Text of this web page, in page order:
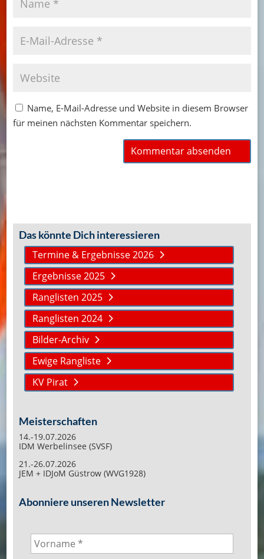
Name, E-Mail-Adresse und Website in diesem Browser
für meinen nächsten Kommentar speichern.
Das könnte Dich interessieren
Termine & Ergebnisse 2026
Ergebnisse 2025
Ranglisten 2025
Ranglisten 2024
Bilder-Archiv
Ewige Rangliste
KV Pirat
Meisterschaften
14.-19.07.2026
IDM Werbelinsee (SVSF)
21.-26.07.2026
JEM + IDJoM Güstrow (WVG1928)
Abonniere unseren Newsletter